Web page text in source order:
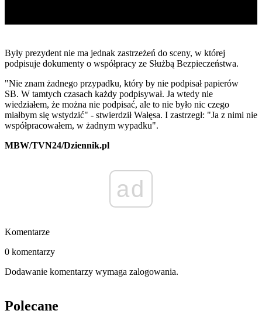
Były prezydent nie ma jednak zastrzeżeń do sceny, w której
podpisuje dokumenty o współpracy ze Służbą Bezpieczeństwa.
"Nie znam żadnego przypadku, który by nie podpisał papierów
SB. W tamtych czasach każdy podpisywał. Ja wtedy nie
wiedziałem, że można nie podpisać, ale to nie było nic czego
miałbym się wstydzić" - stwierdził Wałęsa. I zastrzegł: "Ja z nimi nie
współpracowałem, w żadnym wypadku".
MBW/TVN24/Dziennik.pl
ad
Komentarze
0 komentarzy
Dodawanie komentarzy wymaga zalogowania.
Polecane